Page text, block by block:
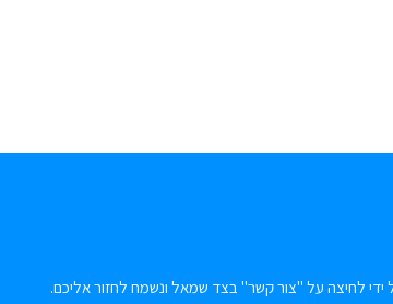
ידי לחיצה על "צור קשר" בצד שמאל ונשמח לחזור אליכם.